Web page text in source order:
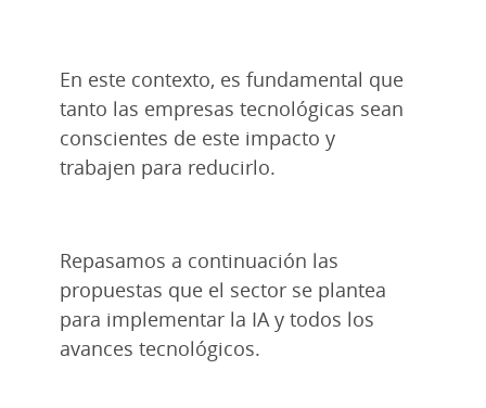
En este contexto, es fundamental que
tanto las empresas tecnológicas sean
conscientes de este impacto y
trabajen para reducirlo.
Repasamos a continuación las
propuestas que el sector se plantea
para implementar la IA y todos los
avances tecnológicos.